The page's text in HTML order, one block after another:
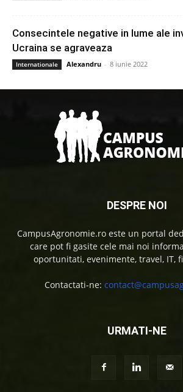
Consecintele negative in lume ale
Ucraina se agraveaza
Internationale Alexandru - 8 iunie 2022
DESPRE NOI
CampusAgronomie.ro este un portal
care pot fi gasite cele mai noi
oportunitati, evenimente, travel, IT,
Contactati-ne:
URMATI-NE